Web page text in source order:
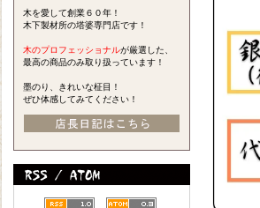
木を愛して創業６０年！
木下製材所の塔婆専門店です！
木のプロフェッショナルが厳選した、
最高の商品のみ取り扱っています！
墨のり、きれいな柾目！
ぜひ体感してみてください！